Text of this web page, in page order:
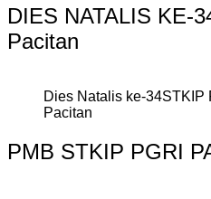
DIES NATALIS KE-
Pacitan
Dies Natalis ke-34STKIP
Pacitan
PMB STKIP PGRI